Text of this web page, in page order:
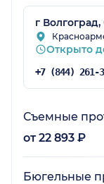
г
Открыто
Съемные
от 22 893 ₽
Бюгельные